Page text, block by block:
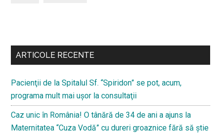
secundara
ARTICOLE RECENTE
Pacienţii de la Spitalul Sf. “Spiridon” se pot, acum,
programa mult mai uşor la consultaţii
Caz unic în România! O tânără de 34 de ani a ajuns la
Maternitatea “Cuza Vodă” cu dureri groaznice fără să ştie